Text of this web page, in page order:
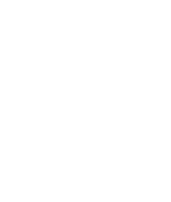
di svago che si sposta
diventano un
con ambienti che
portale Assembleplus offre
con un croupier. Si tratta
dei contenuti in base al
5G, le strategie di
di mercato e suggerimenti